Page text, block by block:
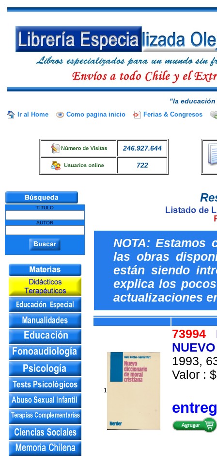
"la
Ir al Home Como pagina inicio Ferias & Congresos
246.927.644
722
TITULO
AUTOR
NOTA: Estamos
las obras
están siendo
explica los
actualizaciones
1
73994
1993,
Valor :